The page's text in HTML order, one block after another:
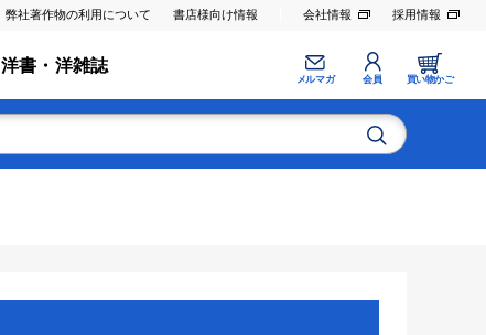
弊社著作物の利用について 書店様向け情報 会社情報 採用情報
洋書・洋雑誌
メルマガ 会員 買い物かご